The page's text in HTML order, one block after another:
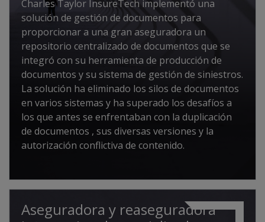
Charles Taylor InsureTech implementó una
solución de gestión de documentos para
proporcionar a una gran aseguradora un
repositorio centralizado de documentos que se
integró con su herramienta de producción de
documentos y su sistema de gestión de siniestros.
La solución ha eliminado los silos de documentos
en varios sistemas y ha superado los desafíos a
los que antes se enfrentaban con la duplicación
de documentos , sus diversas versiones y la
autorización conflictiva de contenido.
Aseguradora y reaseguradora